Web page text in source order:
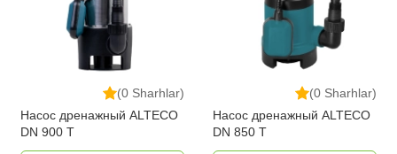
(0 Sharhlar)
Насос дренажный ALTECO
DN 900 T
(0 Sharhlar)
Насос дренажный ALTECO
DN 850 T